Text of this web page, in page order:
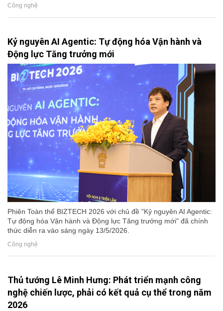
Công nghệ
Kỷ nguyên AI Agentic: Tự động hóa Vận hành và
Động lực Tăng trưởng mới
Phiên Toàn thể BIZTECH 2026 với chủ đề "Kỷ nguyên AI Agentic:
Tự động hóa Vận hành và Động lực Tăng trưởng mới" đã chính
thức diễn ra vào sáng ngày 13/5/2026.
Công nghệ
Thủ tướng Lê Minh Hưng: Phát triển mạnh công
nghệ chiến lược, phải có kết quả cụ thể trong năm
2026